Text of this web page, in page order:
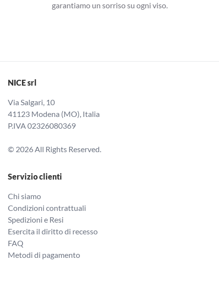
garantiamo un sorriso su ogni viso.
NICE srl
Via Salgari, 10
41123 Modena (MO), Italia
P.IVA 02326080369
© 2026 All Rights Reserved.
Servizio clienti
Chi siamo
Condizioni contrattuali
Spedizioni e Resi
Esercita il diritto di recesso
FAQ
Metodi di pagamento